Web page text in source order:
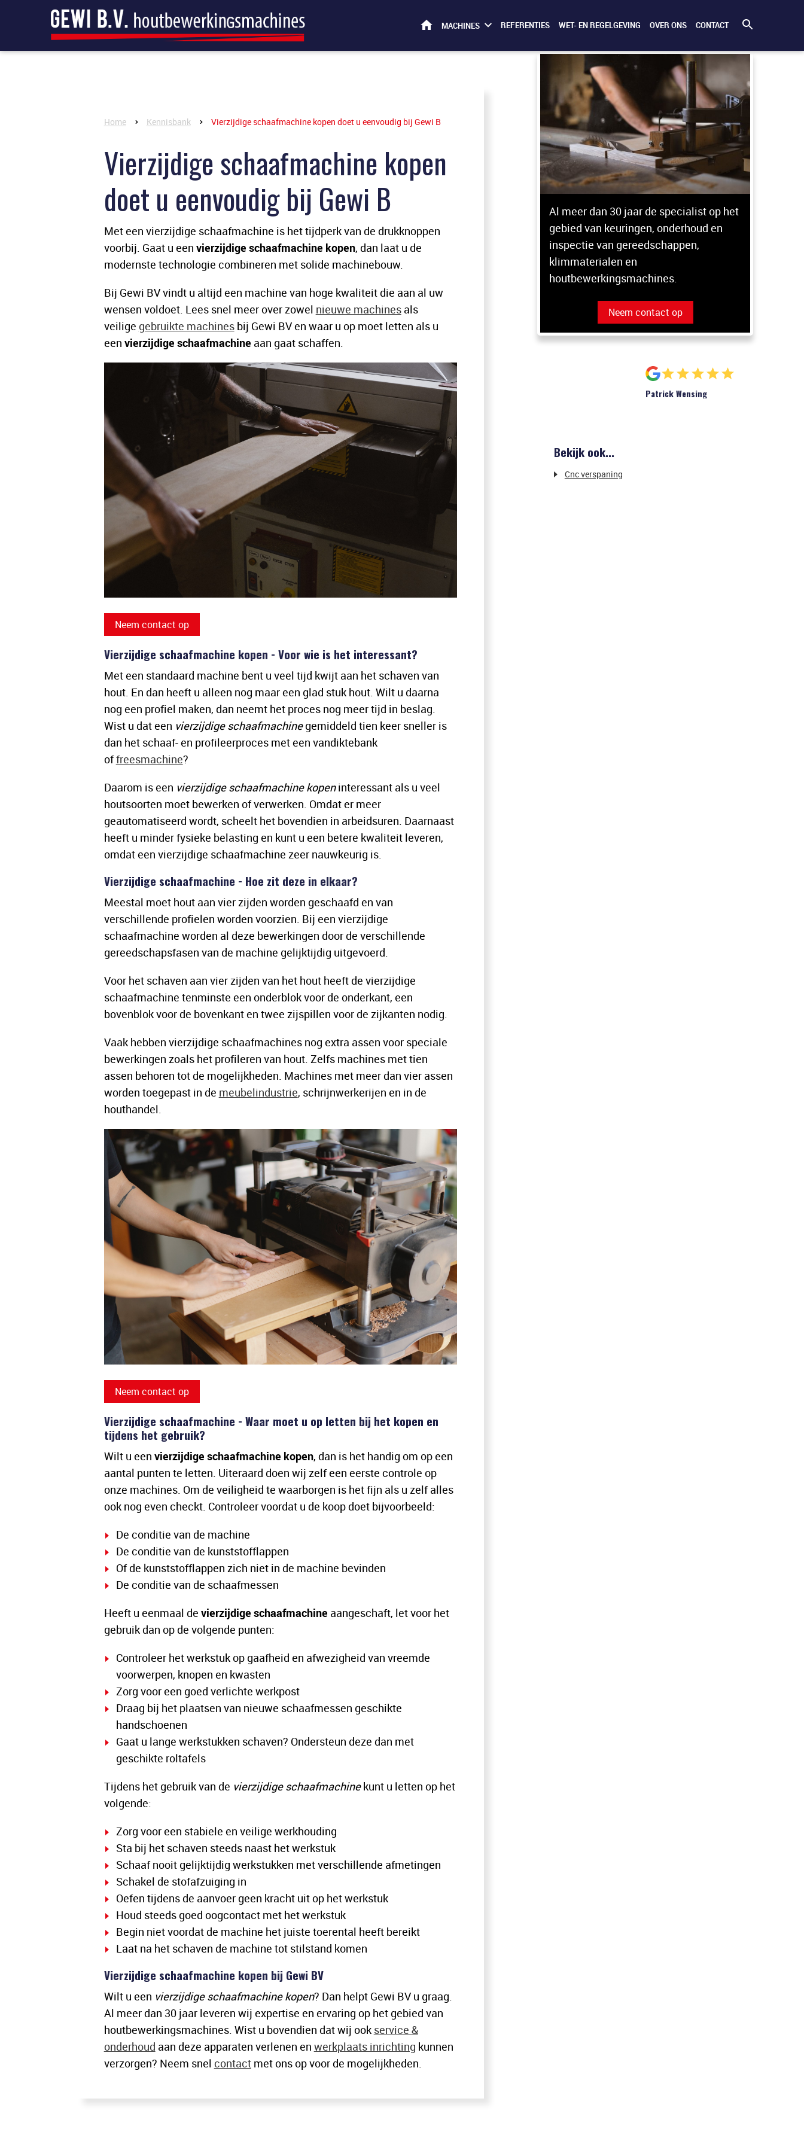
HOMEMACHINES REFERENTIES WET- EN REGELGEVING OVER ONS CONTACT
Home Kennisbank Vierzijdige schaafmachine kopen doet u eenvoudig bij Gewi B
Vierzijdige schaafmachine kopen
doet u eenvoudig bij Gewi B
Met een vierzijdige schaafmachine is het tijdperk van de drukknoppen
voorbij. Gaat u een vierzijdige schaafmachine kopen, dan laat u de
modernste technologie combineren met solide machinebouw.
Bij Gewi BV vindt u altijd een machine van hoge kwaliteit die aan al uw
wensen voldoet. Lees snel meer over zowel nieuwe machinesals
veilige gebruikte machinesbij Gewi BV en waar u op moet letten als u
een vierzijdige schaafmachine aan gaat schaffen.
Neem contact op
Vierzijdige schaafmachine kopen - Voor wie is het interessant?
Met een standaard machine bent u veel tijd kwijt aan het schaven van
hout. En dan heeft u alleen nog maar een glad stuk hout. Wilt u daarna
nog een profiel maken, dan neemt het proces nog meer tijd in beslag.
Wist u dat een vierzijdige schaafmachinegemiddeld tien keer sneller is
dan het schaaf- en profileerproces met een vandiktebank
offreesmachine?
Daarom is een vierzijdige schaafmachine kopeninteressant als u veel
houtsoorten moet bewerken of verwerken. Omdat er meer
geautomatiseerd wordt, scheelt het bovendien in arbeidsuren. Daarnaast
heeft u minder fysieke belasting en kunt u een betere kwaliteit leveren,
omdat een vierzijdige schaafmachine zeer nauwkeurig is.
Vierzijdige schaafmachine - Hoe zit deze in elkaar?
Meestal moet hout aan vier zijden worden geschaafd en van
verschillende profielen worden voorzien. Bij een vierzijdige
schaafmachine worden al deze bewerkingen door de verschillende
gereedschapsfasen van de machine gelijktijdig uitgevoerd.
Voor het schaven aan vier zijden van het hout heeft de vierzijdige
schaafmachine tenminste een onderblok voor de onderkant, een
bovenblok voor de bovenkant en twee zijspillen voor de zijkanten nodig.
Vaak hebben vierzijdige schaafmachines nog extra assen voor speciale
bewerkingen zoals het profileren van hout. Zelfs machines met tien
assen behoren tot de mogelijkheden. Machines met meer dan vier assen
worden toegepast in de meubelindustrie, schrijnwerkerijen en in de
houthandel.
Neem contact op
Vierzijdige schaafmachine - Waar moet u op letten bij het kopen en
tijdens het gebruik?
Wilt u een vierzijdige schaafmachine kopen, dan is het handig om op een
aantal punten te letten. Uiteraard doen wij zelf een eerste controle op
onze machines. Om de veiligheid te waarborgen is het fijn als u zelf alles
ook nog even checkt. Controleer voordat u de koop doet bijvoorbeeld:
De conditie van de machine
De conditie van de kunststofflappen
Of de kunststofflappen zich niet in de machine bevinden
De conditie van de schaafmessen
Heeft u eenmaal de vierzijdige schaafmachine aangeschaft, let voor het
gebruik dan op de volgende punten:
Controleer het werkstuk op gaafheid en afwezigheid van vreemde
voorwerpen, knopen en kwasten
Zorg voor een goed verlichte werkpost
Draag bij het plaatsen van nieuwe schaafmessen geschikte
handschoenen
Gaat u lange werkstukken schaven? Ondersteun deze dan met
geschikte roltafels
Tijdens het gebruik van de vierzijdige schaafmachinekunt u letten op het
volgende:
Zorg voor een stabiele en veilige werkhouding
Sta bij het schaven steeds naast het werkstuk
Schaaf nooit gelijktijdig werkstukken met verschillende afmetingen
Schakel de stofafzuiging in
Oefen tijdens de aanvoer geen kracht uit op het werkstuk
Houd steeds goed oogcontact met het werkstuk
Begin niet voordat de machine het juiste toerental heeft bereikt
Laat na het schaven de machine tot stilstand komen
Vierzijdige schaafmachine kopen bij Gewi BV
Wilt u een vierzijdige schaafmachine kopen? Dan helpt Gewi BV u graag.
Al meer dan 30 jaar leveren wij expertise en ervaring op het gebied van
houtbewerkingsmachines. Wist u bovendien dat wij ook service &
onderhoud aan deze apparaten verlenen en werkplaats inrichting kunnen
verzorgen? Neem snel contactmet ons op voor de mogelijkheden.
Al meer dan 30 jaar de specialist op het
gebied van keuringen, onderhoud en
inspectie van gereedschappen,
klimmaterialen en
houtbewerkingsmachines.
Neem contact op
Patrick Wensing
Bekijk ook...
Cnc verspaning